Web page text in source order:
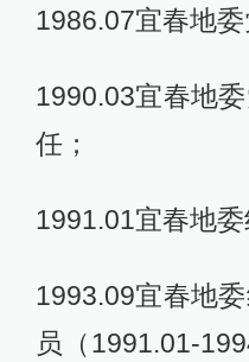
1986.07宜春地委
1990.03宜春地
任；
1991.01宜春地委
1993.09宜春地
员（1991.01-